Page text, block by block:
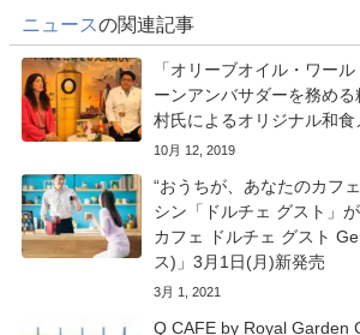
ニュースの関連記事
「オリーブオイル・ワー
ーンアンバサダーを務め
村氏によるオリジナル和食
10月 12, 2019
“おうちが、あなたのカフ
シン「ドルチェ グスト」
カフェ ドルチェ グスト
ス)」3月1日(月)新発売
3月 1, 2021
Q CAFE by Royal Garden